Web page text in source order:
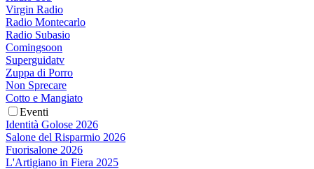
Virgin Radio
Radio Montecarlo
Radio Subasio
Comingsoon
Superguidatv
Zuppa di Porro
Non Sprecare
Cotto e Mangiato
Eventi
Identità Golose 2026
Salone del Risparmio 2026
Fuorisalone 2026
L'Artigiano in Fiera 2025